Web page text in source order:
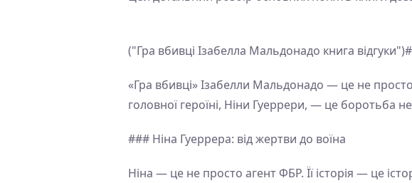
("Гра вбивці Ізабелла Мальдонадо книга
«Гра вбивці» Ізабелли Мальдонадо — це не
головної героїні, Ніни Гуеррери, — це боротьба
### Ніна Гуеррера: від жертви до воїна
Ніна — це не просто агент ФБР. Її історія — це